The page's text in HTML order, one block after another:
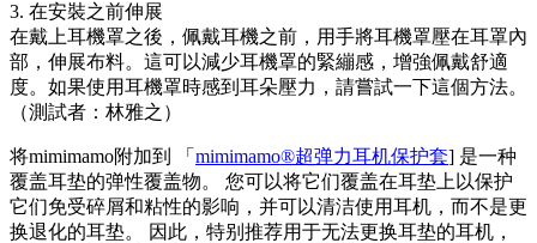
3. 在安裝之前伸展
在戴上耳機罩之後，佩戴耳機之前，用手將耳機罩壓在耳罩內
部，伸展布料。這可以減少耳機罩的緊繃感，增強佩戴舒適
度。如果使用耳機罩時感到耳朵壓力，請嘗試一下這個方法。
（測試者：林雅之）
将mimimamo附加到 「 mimimamo®超弹力耳机保护套] 是一种
覆盖耳垫的弹性覆盖物。 您可以将它们覆盖在耳垫上以保护
它们免受碎屑和粘性的影响，并可以清洁使用耳机，而不是更
换退化的耳垫。 因此，特别推荐用于无法更换耳垫的耳机，